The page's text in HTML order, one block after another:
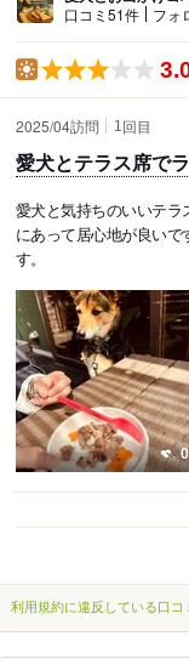
口コミ51件 フォ
2025/04訪問 1回目
愛犬とテラス席で
愛犬と気持ちのいいテ
にあって居心地が良い
す。
0
利用規約に違反している口コ